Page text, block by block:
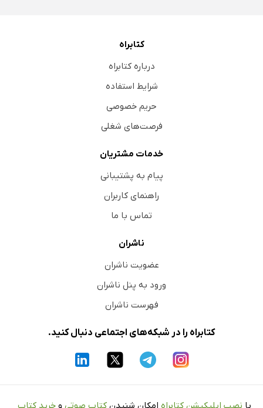
کتابراه
درباره کتابراه
شرایط استفاده
حریم خصوصی
فرصت‌های شغلی
خدمات مشتریان
پیام به پشتیبانی
راهنمای کاربران
تماس با ما
ناشران
عضویت ناشران
ورود به پنل ناشران
فهرست ناشران
کتابراه را در شبکه‌های اجتماعی دنبال کنید.